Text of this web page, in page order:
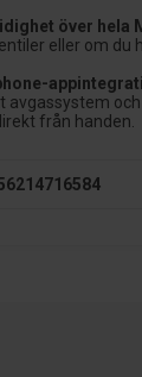
över hela
eller om du
avgassystem
från handen.